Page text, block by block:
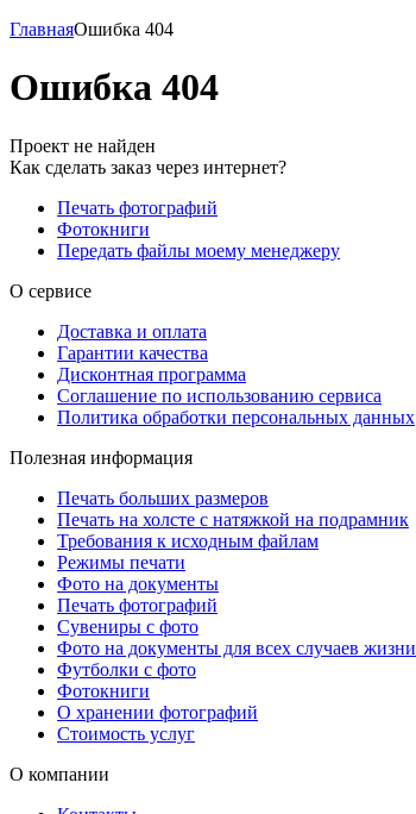
ГлавнаяОшибка 404
Ошибка 404
Проект не найден
Как сделать заказ через интернет?
Печать фотографий
Фотокниги
Передать файлы моему менеджеру
О сервисе
Доставка и оплата
Гарантии качества
Дисконтная программа
Соглашение по использованию сервиса
Политика обработки персональных данных
Полезная информация
Печать больших размеров
Печать на холсте c натяжкой на подрамник
Требования к исходным файлам
Режимы печати
Фото на документы
Печать фотографий
Сувениры с фото
Фото на документы для всех случаев жизни
Футболки с фото
Фотокниги
О хранении фотографий
Стоимость услуг
О компании